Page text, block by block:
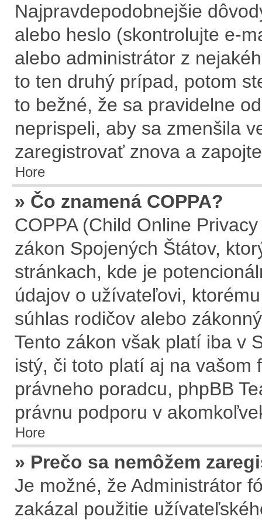
Najpravdepodobnejšie
alebo heslo (skontrolujte e-
alebo administrátor z
to ten druhý prípad, potom
to bežné, že sa pravidelne
neprispeli, aby sa zmenšila
zaregistrovať znova a
Hore
» Čo znamená COPPA?
COPPA (Child Online
zákon Spojených Štátov,
stránkach, kde je
údajov o užívateľovi,
súhlas rodičov alebo
Tento zákon však platí iba v
istý, či toto platí aj na
právneho poradcu, phpBB
právnu podporu v
Hore
» Prečo sa nemôžem
Je možné, že Administrátor
zakázal použitie